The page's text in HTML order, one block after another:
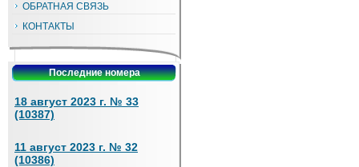
ОБРАТНАЯ СВЯЗЬ
КОНТАКТЫ
Последние номера
18 август 2023 г. № 33
(10387)
11 август 2023 г. № 32
(10386)